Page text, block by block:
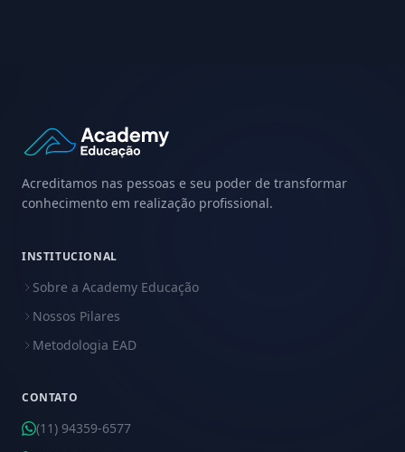
Acreditamos nas pessoas e seu poder de transformar
conhecimento em realização profissional.
INSTITUCIONAL
Sobre a Academy Educação
Nossos Pilares
Metodologia EAD
CONTATO
(11) 94359-6577